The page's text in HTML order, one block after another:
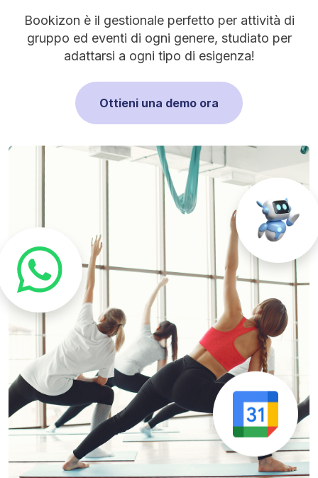
Bookizon è il gestionale perfetto per attività di
gruppo ed eventi di ogni genere, studiato per
adattarsi a ogni tipo di esigenza!
Ottieni una demo ora